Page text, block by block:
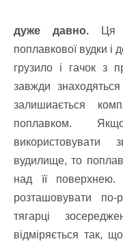
дуже давно. Ця
поплавкової вудки і
грузило і гачок з
завжди
залишиається
поплавком.
використовувати
вудилище, то
над її
розташовувати по-
тягарці
відміряється так,